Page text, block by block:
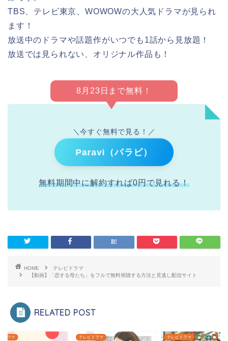
TBS、テレビ東京、WOWOWの大人気ドラマが見られ
ます！
放送中のドラマや話題作がいつでも1話から見放題！
放送では見られない、オリジナル作品も！
8月23日まで無料！
＼今すぐ無料で見る！／
Paravi（パラビ）
無料期間中に解約すれば0円で見れる！
HOME
テレビドラマ
【動画】「恋する母たち」をフルで無料視聴する方法と見逃し配信サイト
RELATED POST
ドラマ テレビドラマ テレビドラマ